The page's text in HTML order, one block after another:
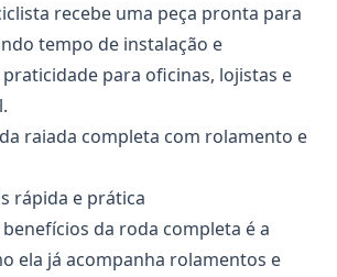
recebe uma peça pronta para
tempo de instalação e
para oficinas, lojistas e
raiada completa com rolamento e
rápida e prática
da roda completa é a
ela já acompanha rolamentos e